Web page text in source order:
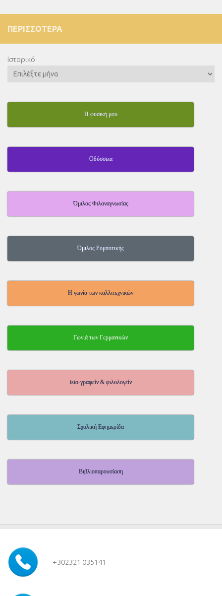
ΠΕΡΙΣΣΌΤΕΡΑ
Ιστορικό
Η φυσική μου
Οδύσσεια
Όμιλος Φιλαναγνωσίας
Όμιλος Ρομποτικής
Η γωνία των καλλιτεχνικών
Γωνιά των Γερμανικών
isto-γραφείν & φιλολογείν
Σχολική Εφημερίδα
Βιβλιοπαρουσίαση
+302321 035141